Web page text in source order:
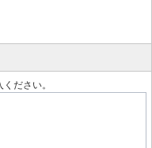
ださい。